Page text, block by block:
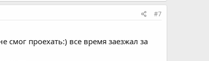
#7
проехать:) все время заезжал за